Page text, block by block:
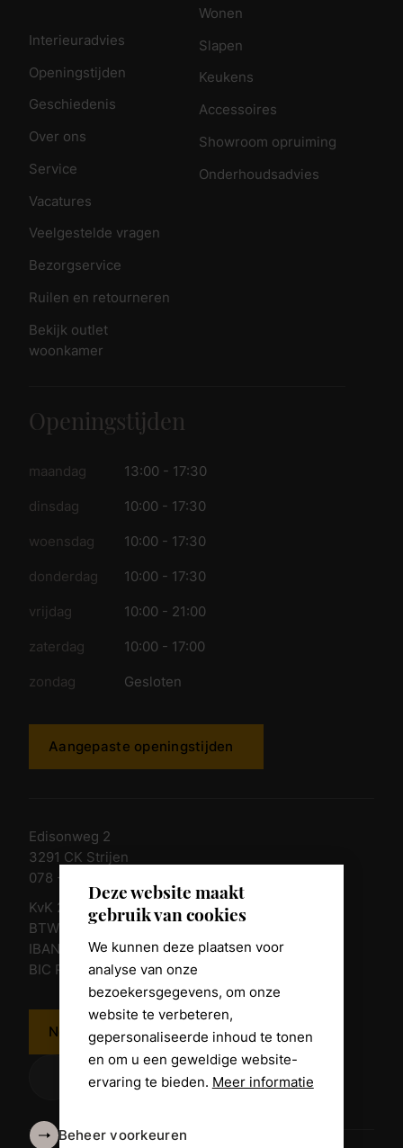
Deze website maakt
gebruik van cookies
We kunnen deze plaatsen voor
analyse van onze
bezoekersgegevens, om onze
website te verbeteren,
gepersonaliseerde inhoud te tonen
en om u een geweldige website-
ervaring te bieden. Meer informatie
Beheer voorkeuren
Interieuradvies
Openingstijden
Geschiedenis
Over ons
Service
Vacatures
Veelgestelde vragen
Bezorgservice
Ruilen en retourneren
Bekijk outlet
woonkamer
Wonen
Slapen
Keukens
Accessoires
Showroom opruiming
Onderhoudsadvies
Openingstijden
maandag 13:00 - 17:30
dinsdag 10:00 - 17:30
woensdag 10:00 - 17:30
donderdag 10:00 - 17:30
vrijdag 10:00 - 21:00
zaterdag 10:00 - 17:00
zondag Gesloten
Aangepaste openingstijden
Edisonweg 2
3291 CK Strijen
078 - 674 84 85
KvK 23011135
BTW nr. NL 805098938.B.01
IBAN NL10 RABO 0361 8039 58
BIC RABONL2U
Neem contact op